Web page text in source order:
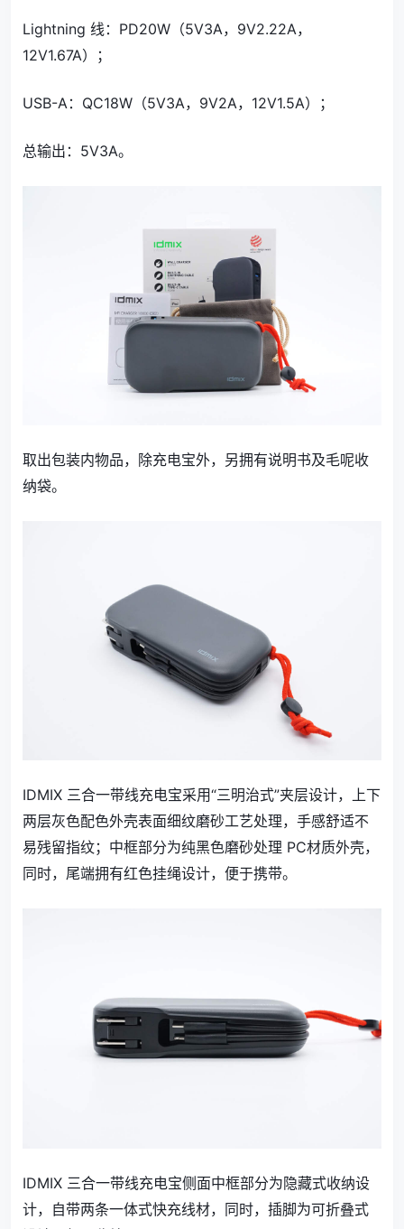
Lightning 线：PD20W（5V3A，9V2.22A，
12V1.67A）；
USB-A：QC18W（5V3A，9V2A，12V1.5A）；
总输出：5V3A。
取出包装内物品，除充电宝外，另拥有说明书及毛呢收
纳袋。
IDMIX 三合一带线充电宝采用“三明治式”夹层设计，上下
两层灰色配色外壳表面细纹磨砂工艺处理，手感舒适不
易残留指纹；中框部分为纯黑色磨砂处理 PC材质外壳，
同时，尾端拥有红色挂绳设计，便于携带。
IDMIX 三合一带线充电宝侧面中框部分为隐藏式收纳设
计，自带两条一体式快充线材，同时，插脚为可折叠式